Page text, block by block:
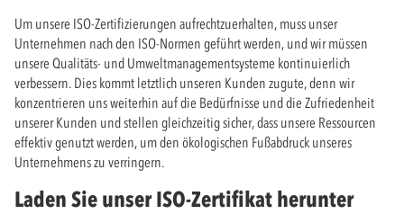
Um unsere ISO-Zertifizierungen aufrechtzuerhalten, muss unser
Unternehmen nach den ISO-Normen geführt werden, und wir müssen
unsere Qualitäts- und Umweltmanagementsysteme kontinuierlich
verbessern. Dies kommt letztlich unseren Kunden zugute, denn wir
konzentrieren uns weiterhin auf die Bedürfnisse und die Zufriedenheit
unserer Kunden und stellen gleichzeitig sicher, dass unsere Ressourcen
effektiv genutzt werden, um den ökologischen Fußabdruck unseres
Unternehmens zu verringern.
Laden Sie unser ISO-Zertifikat herunter